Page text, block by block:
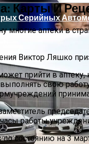
Кому Особенно
Серийных
Карты И
многие аптеки в
Виктор Ляшко
прийти в
свою
работы
состоянию на 3